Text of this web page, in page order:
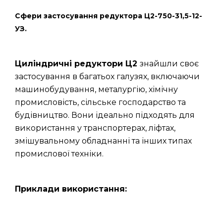
Сфери застосування редуктора Ц2-750-31,5-12-
УЗ.
Циліндричні редуктори Ц2 знайшли своє
застосування в багатьох галузях, включаючи
машинобудування, металургію, хімічну
промисловість, сільське господарство та
будівництво. Вони ідеально підходять для
використання у транспортерах, ліфтах,
змішувальному обладнанні та інших типах
промислової техніки.
Приклади використання: